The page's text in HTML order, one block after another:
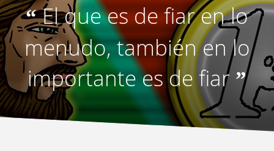
“El que es de fiar en lo
menudo, también en lo
importante es de fiar ”